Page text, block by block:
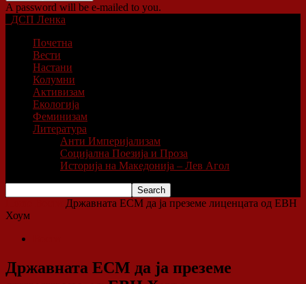
A password will be e-mailed to you.
ДСП Ленка
Почетна
Вести
Настани
Колумни
Активизам
Екологија
Феминизам
Литература
Анти Империјализам
Социјална Поезија и Проза
Историја на Македонија – Лев Агол
Државната ЕСМ да ја преземе лиценцата од ЕВН
Хоум
Државната ЕСМ да ја преземе